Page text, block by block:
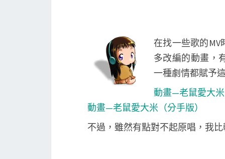
在找一些歌的
多改編的動畫，
一種劇情都賦予
動畫—老鼠愛大
動畫—老鼠愛大米（分手版）
不過，雖然有點對不起原唱，我